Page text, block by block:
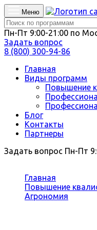
Меню
Пн-Пт 9:00-21:00 по
Задать вопрос
8 (800) 300-94-86
Главная
Виды программ
Повышение
Блог
Контакты
Партнеры
Задать вопрос Пн-Пт
Главная
Повышение
Агрономия